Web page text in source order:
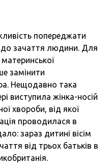
попереджати
зачаття людини. Для
замінити
Нещодавно така
виступила жінка-носій
хвороби, від якої
проводилася в
зараз дитині вісім
від трьох батьків в